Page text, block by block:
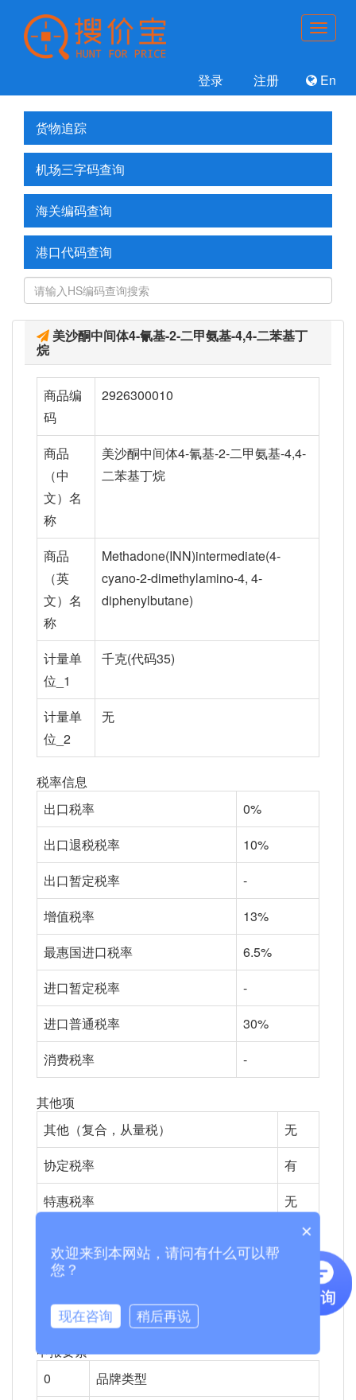
登录 注册 En
货物追踪
机场三字码查询
海关编码查询
港口代码查询
美沙酮中间体4-氰基-2-二甲氨基-4,4-二苯基丁
烷
商品编
码
2926300010
商品
（中
文）名
称
美沙酮中间体4-氰基-2-二甲氨基-4,4-
二苯基丁烷
商品
（英
文）名
称
Methadone(INN)intermediate(4-
cyano-2-dimethylamino-4, 4-
diphenylbutane)
计量单
位_1
千克(代码35)
计量单
位_2
无
税率信息
出口税率
0%
出口退税税率
10%
出口暂定税率
-
增值税率
13%
最惠国进口税率
6.5%
进口暂定税率
-
进口普通税率
30%
消费税率
-
其他项
其他（复合，从量税）
无
协定税率
有
特惠税率
无
3C认证
信息技术产品最惠国税率
申报要素
0
品牌类型
×
欢迎来到本网站，请问有什么可以帮
您？
现在咨询 稍后再说